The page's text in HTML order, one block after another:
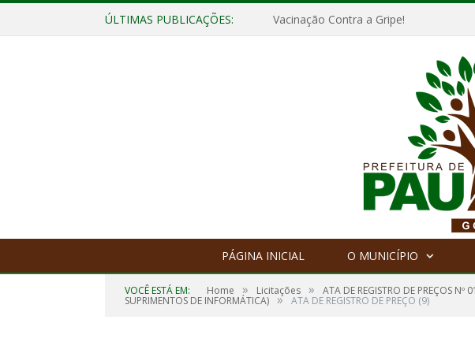
ÚLTIMAS PUBLICAÇÕES: Vacinação Contra a Gripe!
PÁGINA INICIAL O MUNICÍPIO
VOCÊ ESTÁ EM: Home » Licitações » ATA DE REGISTRO DE PREÇOS
SUPRIMENTOS DE INFORMÁTICA) » ATA DE REGISTRO DE PREÇO (9)